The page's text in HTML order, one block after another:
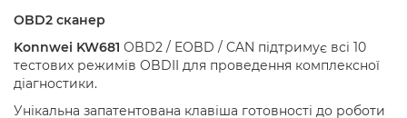
OBD2 сканер
Konnwei KW681 OBD2 / EOBD / CAN підтримує всі 10
тестових режимів OBDII для проведення комплексної
діагностики.
Унікальна запатентована клавіша готовності до роботи